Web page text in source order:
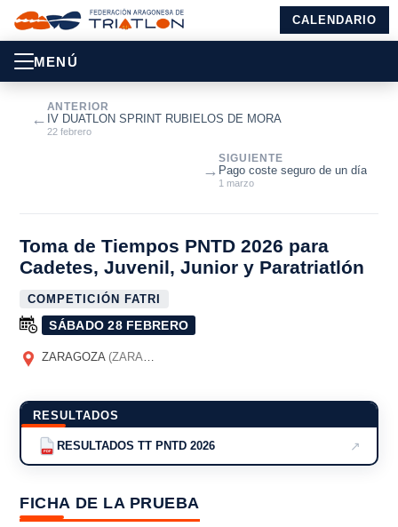
CALENDARIO
MENÚ
←
ANTERIOR
IV DUATLON SPRINT RUBIELOS DE MORA
22 febrero
SIGUIENTE
Pago coste seguro de un día
1 marzo
→
Toma de Tiempos PNTD 2026 para
Cadetes, Juvenil, Junior y Paratriatlón
COMPETICIÓN FATRI
SÁBADO 28 FEBRERO
ZARAGOZA (ZARAGOZA)
RESULTADOS
PDF RESULTADOS TT PNTD 2026 ↗
FICHA DE LA PRUEBA